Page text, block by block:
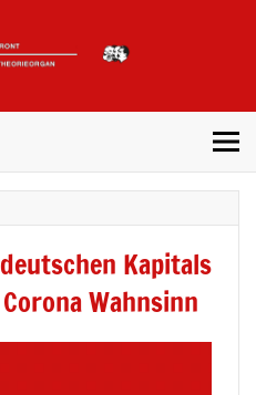
FRONT
Kapitals
Wahnsinn